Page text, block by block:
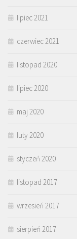
lipiec 2021
czerwiec 2021
listopad 2020
lipiec 2020
maj 2020
luty 2020
styczeń 2020
listopad 2017
wrzesień 2017
sierpień 2017